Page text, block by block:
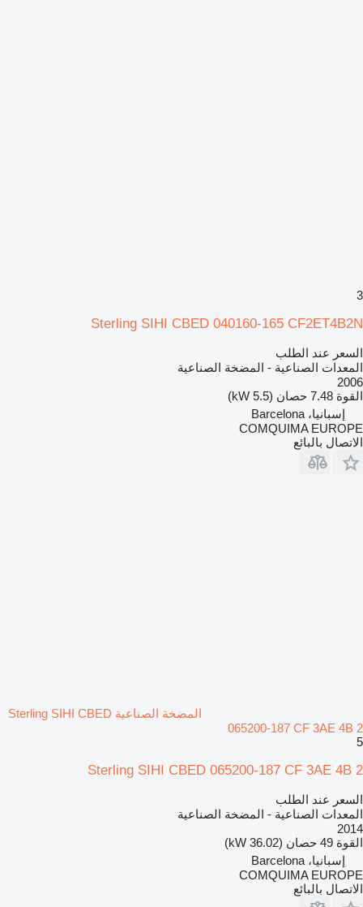
3
Sterling SIHI CBED 040160-165 CF2ET4B2N
السعر عند الطلب
المعدات الصناعية - المضخة الصناعية
2006
القوة 7.48 حصان (5.5 kW)
إسبانيا، Barcelona
COMQUIMA EUROPE
الاتصال بالبائع
المضخة الصناعية Sterling SIHI CBED
065200-187 CF 3AE 4B 2
5
Sterling SIHI CBED 065200-187 CF 3AE 4B 2
السعر عند الطلب
المعدات الصناعية - المضخة الصناعية
2014
القوة 49 حصان (36.02 kW)
إسبانيا، Barcelona
COMQUIMA EUROPE
الاتصال بالبائع